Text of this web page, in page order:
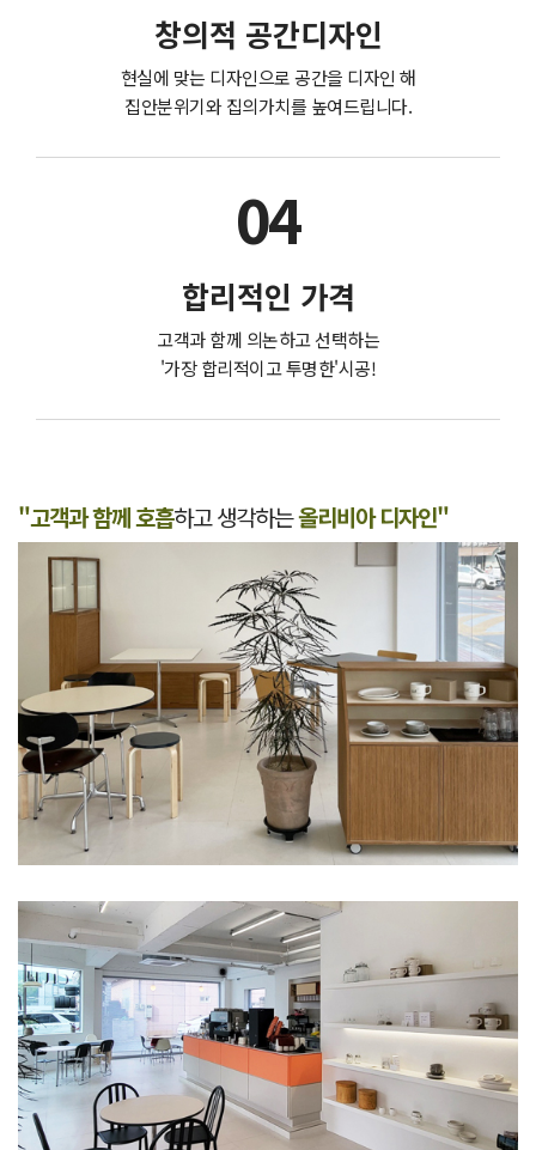
창의적 공간디자인
현실에 맞는 디자인으로 공간을 디자인 해
집안분위기와 집의가치를 높여드립니다.
04
합리적인 가격
고객과 함께 의논하고 선택하는
'가장 합리적이고 투명한'시공!
"고객과 함께 호흡하고 생각하는올리비아 디자인"